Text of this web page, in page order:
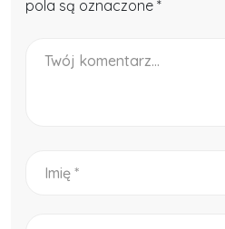
pola są oznaczone *